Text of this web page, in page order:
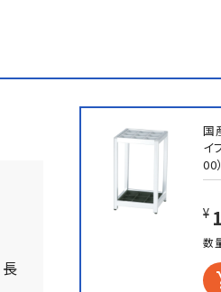
国
イ
00）
数